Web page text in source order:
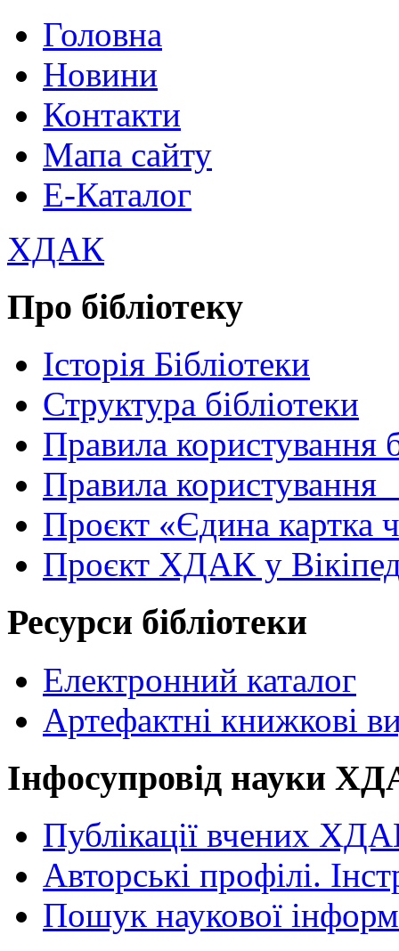
Головна
Новини
Контакти
Мапа сайту
Е-Каталог
ХДАК
Про бібліотеку
Історія Бібліотеки
Структура бібліотеки
Правила користування
Правила
Проєкт «Єдина картка
Проєкт ХДАК у
Ресурси бібліотеки
Електронний каталог
Артефактні книжкові
Інфосупровід науки
Публікації вчених
Авторські профілі.
Пошук наукової